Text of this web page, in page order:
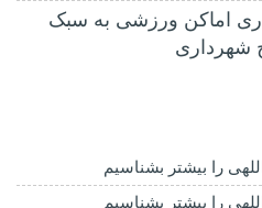
اماکن ورزشی به سبک
شهرداری
را بیشتر بشناسیم
را بیشتر بشناسیم